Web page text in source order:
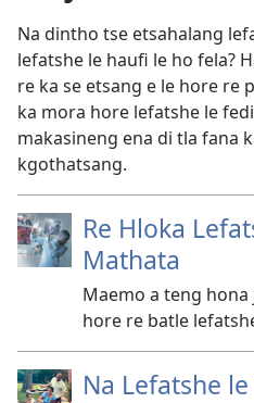
Na dintho tse etsahalang
lefatshe le haufi le ho fela?
re ka se etsang e le hore re
ka mora hore lefatshe le
makasineng ena di tla fana
kgothatsang.
Re Hloka
Mathata
Maemo a teng
hore re batle
Na Lefatshe